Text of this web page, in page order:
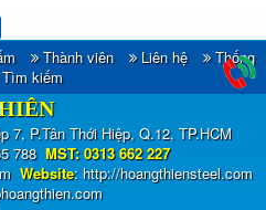
Thành viên Liên hệ
Thống
Tìm kiếm
TƯ TM - XNK HOÀNG
7, P.Tân Thới Hiệp, Q.12, TP.HCM
788 MST: 0313 662 227
Website: http://hoangthiensteel.com